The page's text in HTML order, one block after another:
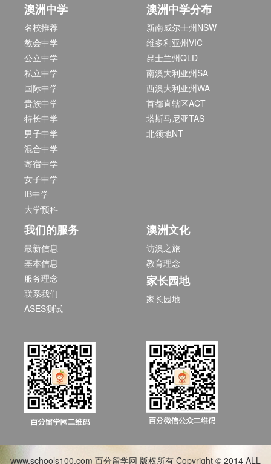
澳洲中学
名校推荐
教会中学
公立中学
私立中学
国际中学
贵族中学
特长中学
男子中学
混合中学
寄宿中学
女子中学
IB中学
大学预科
澳洲中学分布
新南威尔士州NSW
维多利亚州VIC
昆士兰州QLD
南澳大利亚州SA
西澳大利亚州WA
首都直辖区ACT
塔斯马尼亚TAS
北领地NT
我们的服务
最新信息
基本信息
服务理念
联系我们
ASES测试
澳洲文化
访澳之旅
教育理念
家长园地
家长园地
www.schools100.com 百分留学网 版权所有 Copyright © 2014 ALL